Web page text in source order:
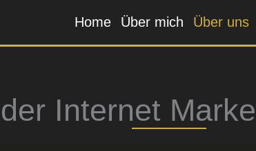
Home Über mich Über uns
Internet